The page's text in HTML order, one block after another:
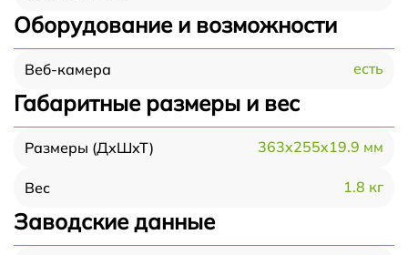
Оборудование и возможности
Веб-камера есть
Габаритные размеры и вес
Размеры (ДхШхТ) 363x255x19.9 мм
Вес 1.8 кг
Заводские данные